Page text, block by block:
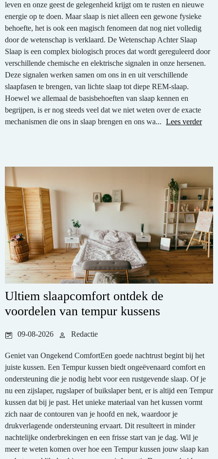
leven en onze geest de gelegenheid krijgt om te rusten en nieuwe
energie op te doen. Maar slaap is niet alleen een gewone fysieke
behoefte, het is ook een magisch fenomeen dat nog niet volledig
door de wetenschap is verklaard. De Wetenschap Achter Slaap
Slaap is een complex biologisch proces dat wordt gereguleerd door
verschillende chemische en elektrische signalen in onze hersenen.
Deze signalen werken samen om ons in en uit verschillende
slaapfasen te brengen, van lichte slaap tot diepe REM-slaap.
Hoewel we allemaal de basisbehoeften van slaap kennen en
begrijpen, is er nog steeds veel dat we niet weten over de exacte
mechanismen die ons in slaap brengen en ons wa... Lees verder
Ultiem slaapcomfort ontdek de
voordelen van tempur kussens
09-08-2026 Redactie
Geniet van Ongekend ComfortEen goede nachtrust begint bij het
juiste kussen. Een Tempur kussen biedt ongeëvenaard comfort en
ondersteuning die je nodig hebt voor een rustgevende slaap. Of je
nu een zijslaper, rugslaper of buikslaper bent, er is altijd een Tempur
kussen dat bij je past. Het unieke materiaal van het kussen vormt
zich naar de contouren van je hoofd en nek, waardoor je
drukverlagende ondersteuning ervaart. Dit resulteert in minder
nachtelijke onderbrekingen en een frisse start van je dag. Wil je
meer te weten komen over hoe een Tempur kussen jouw slaap kan